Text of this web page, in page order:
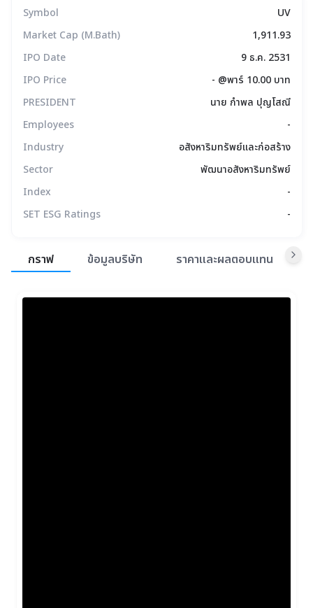
Symbol
UV
Market Cap (M.Bath)
1,911.93
IPO Date
9 ธ.ค. 2531
IPO Price
- @พาร์ 10.00 บาท
PRESIDENT
นาย กำพล ปุญโสณี
Employees
-
Industry
อสังหาริมทรัพย์และก่อสร้าง
Sector
พัฒนาอสังหาริมทรัพย์
Index
-
SET ESG Ratings
-
กราฟ
ข้อมูลบริษัท ราคาและผลตอบแทน